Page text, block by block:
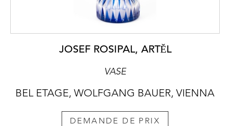
JOSEF ROSIPAL, ARTĚL
VASE
BEL ETAGE, WOLFGANG BAUER, VIENNA
DEMANDE DE PRIX